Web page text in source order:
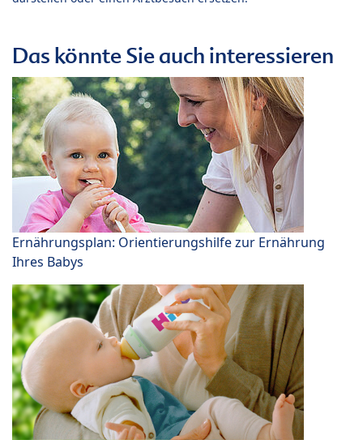
Das könnte Sie auch interessieren
Ernährungsplan: Orientierungshilfe zur Ernährung
Ihres Babys